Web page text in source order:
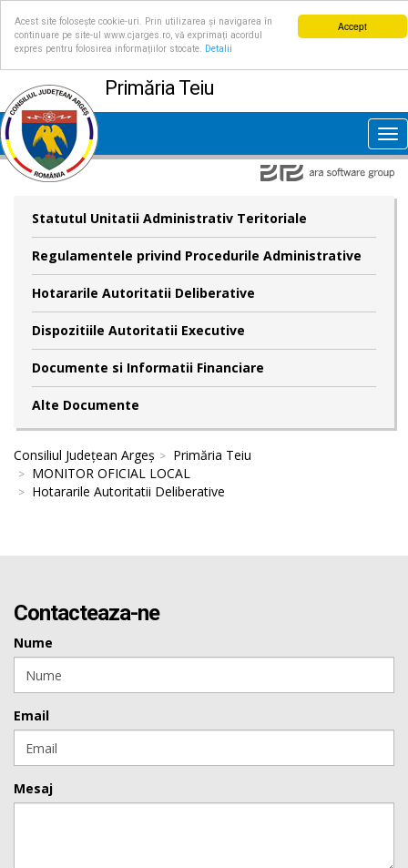
Accept
Acest site folosește cookie-uri. Prin utilizarea și navigarea în
continuare pe site-ul www.cjarges.ro, vă exprimați acordul
expres pentru folosirea informațiilor stocate.
Detalii
Primăria Teiu
Statutul Unitatii Administrativ Teritoriale
Regulamentele privind Procedurile Administrative
Hotararile Autoritatii Deliberative
Dispozitiile Autoritatii Executive
Documente si Informatii Financiare
Alte Documente
Consiliul Județean Argeș
Primăria Teiu
MONITOR OFICIAL LOCAL
Hotararile Autoritatii Deliberative
Contacteaza-ne
Nume
Email
Mesaj